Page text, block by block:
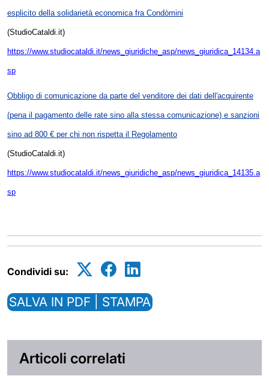
esplicito della solidarietà economica fra Condòmini
(StudioCataldi.it)
https://www.studiocataldi.it/news_giuridiche_asp/news_giuridica_14134.a
sp
Obbligo di comunicazione da parte del venditore dei dati dell'acquirente
(pena il pagamento delle rate sino alla stessa comunicazione) e sanzioni
sino ad 800 € per chi non rispetta il Regolamento
(StudioCataldi.it)
https://www.studiocataldi.it/news_giuridiche_asp/news_giuridica_14135.a
sp
Condividi su:
SALVA IN PDF | STAMPA
Articoli correlati